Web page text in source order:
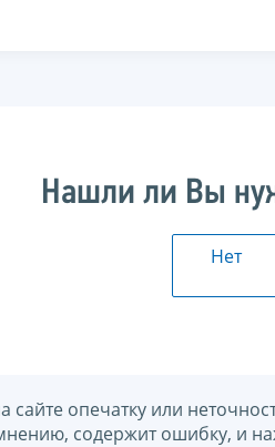
Нашли ли Вы
Нет
сайте опечатку или
содержит ошибку, и